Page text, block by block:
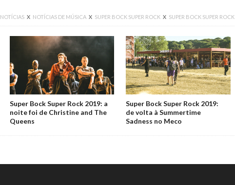
NOTÍCIAS X NOTÍCIAS DE MÚSICA X SUPER BOCK SUPER ROCK X SUPER BOCK SUPER ROCK
Facebook
Super Bock Super Rock 2019: a
noite foi de Christine and The
Queens
Super Bock Super Rock 2019:
de volta à Summertime
Sadness no Meco